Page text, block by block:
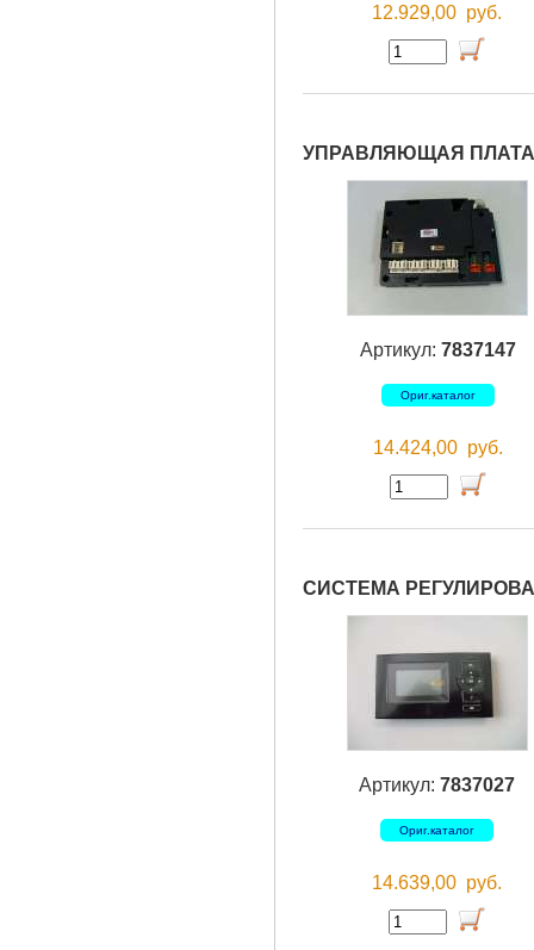
12.929,00 руб.
УПРАВЛЯЮЩАЯ ПЛАТА
Артикул: 7837147
Ориг.каталог
14.424,00 руб.
СИСТЕМА
Артикул: 7837027
Ориг.каталог
14.639,00 руб.